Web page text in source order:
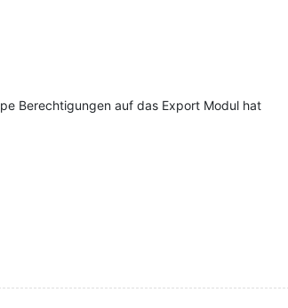
Berechtigungen auf das Export Modul hat